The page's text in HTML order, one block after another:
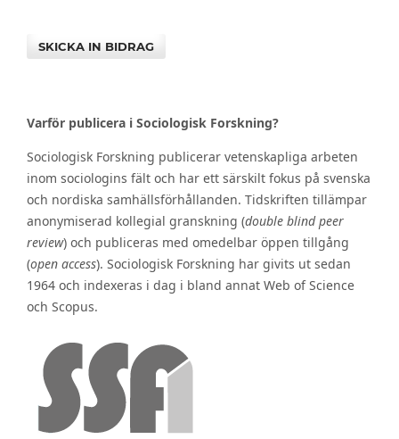
SKICKA IN BIDRAG
Varför publicera i Sociologisk Forskning?
Sociologisk Forskning publicerar vetenskapliga arbeten
inom sociologins fält och har ett särskilt fokus på svenska
och nordiska samhällsförhållanden. Tidskriften tillämpar
anonymiserad kollegial granskning (double blind peer
review) och publiceras med omedelbar öppen tillgång
(open access). Sociologisk Forskning har givits ut sedan
1964 och indexeras i dag i bland annat Web of Science
och Scopus.